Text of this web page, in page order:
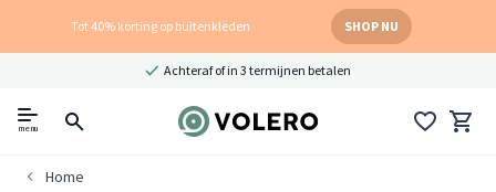
Tot 40% korting op buitenkleden SHOP NU
Achteraf of in 3 termijnen betalen
menu
Home